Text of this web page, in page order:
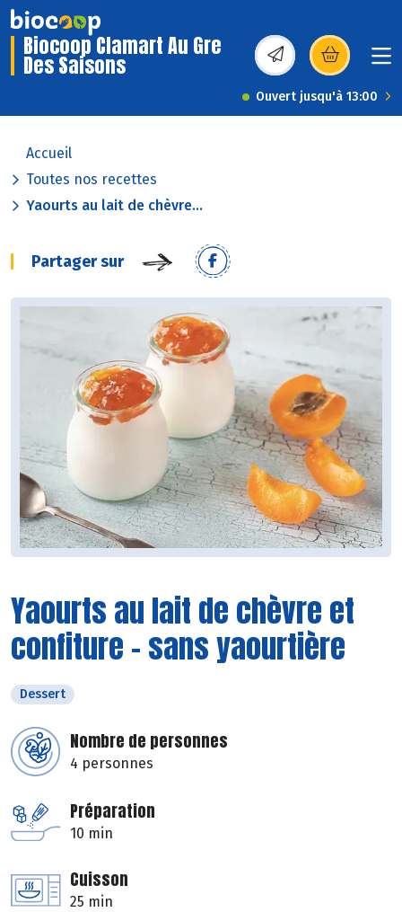
Biocoop Clamart Au Gre
Des Saisons (s’ouvre dans une
Ouvert jusqu'à 13:00
Accueil
Toutes nos recettes
Yaourts au lait de chèvre...
Partager sur
Yaourts au lait de chèvre et
confiture - sans yaourtière
Dessert
Nombre de personnes
4 personnes
Préparation
10 min
Cuisson
25 min